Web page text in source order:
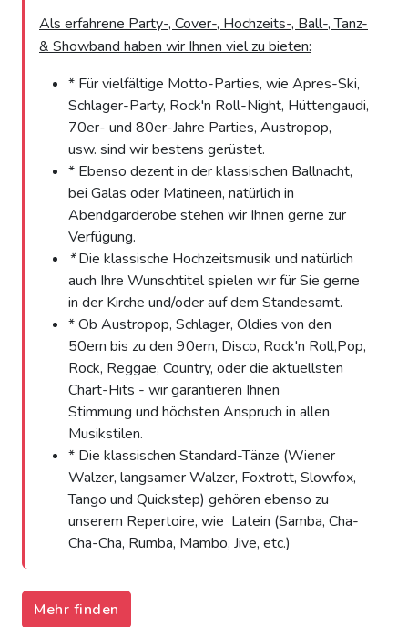
Als erfahrene Party-, Cover-, Hochzeits-, Ball-, Tanz-
& Showband haben wir Ihnen viel zu bieten:
* Für vielfältige Motto-Parties, wie Apres-Ski,
Schlager-Party, Rock'n Roll-Night, Hüttengaudi,
70er- und 80er-Jahre Parties, Austropop,
usw. sind wir bestens gerüstet.
* Ebenso dezent in der klassischen Ballnacht,
bei Galas oder Matineen, natürlich in
Abendgarderobe stehen wir Ihnen gerne zur
Verfügung.
*Die klassische Hochzeitsmusik und natürlich
auch Ihre Wunschtitel spielen wir für Sie gerne
in der Kirche und/oder auf dem Standesamt.
* Ob Austropop, Schlager, Oldies von den
50ern bis zu den 90ern, Disco, Rock'n Roll,Pop,
Rock, Reggae, Country, oder die aktuellsten
Chart-Hits - wir garantieren Ihnen
Stimmung und höchsten Anspruch in allen
Musikstilen.
* Die klassischen Standard-Tänze (Wiener
Walzer, langsamer Walzer, Foxtrott, Slowfox,
Tango und Quickstep) gehören ebenso zu
unserem Repertoire, wie Latein (Samba, Cha-
Cha-Cha, Rumba, Mambo, Jive, etc.)
Mehr finden